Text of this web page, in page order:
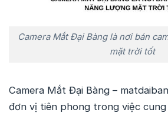
Camera Mắt Đại Bàng là nơi bán
mặt trời tốt
Camera Mắt Đại Bàng –
đơn vị tiên phong trong việc cung